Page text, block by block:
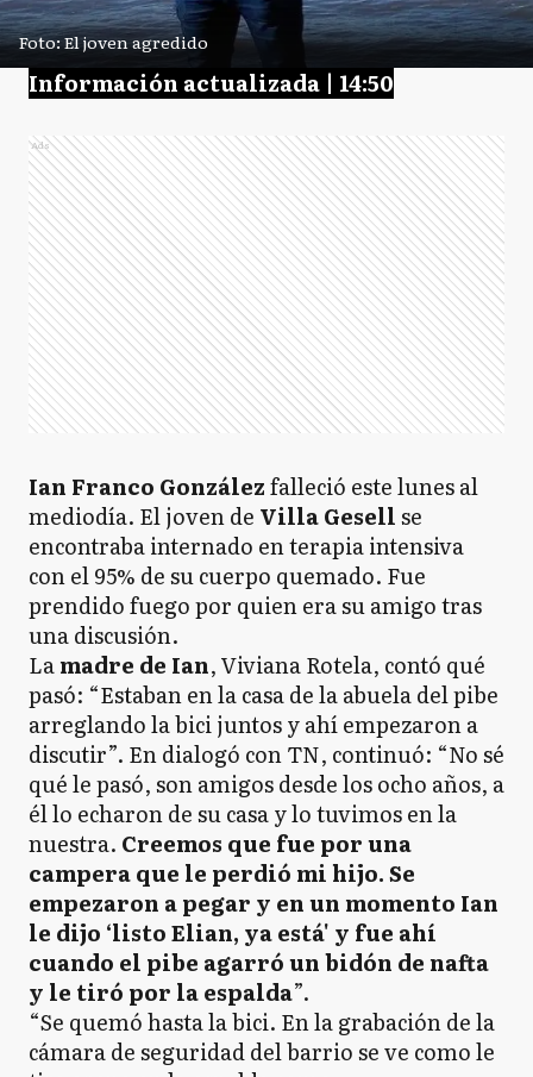
Foto: El joven agredido
Información actualizada | 14:50
Ads
Ian Franco Gonzálezfalleció este lunes al
mediodía. El joven de Villa Gesellse
encontraba internado en terapia intensiva
con el 95% de su cuerpo quemado. Fue
prendido fuego por quien era su amigo tras
una discusión.
Lamadre de Ian, Viviana Rotela, contó qué
pasó: “Estaban en la casa de la abuela del pibe
arreglando la bici juntos y ahí empezaron a
discutir”. En dialogó con TN, continuó: “No sé
qué le pasó, son amigos desde los ocho años, a
él lo echaron de su casa y lo tuvimos en la
nuestra. Creemos que fue por una
campera que le perdió mi hijo. Se
empezaron a pegar y en un momento Ian
le dijo ‘listo Elian, ya está' y fue ahí
cuando el pibe agarró un bidón de nafta
y le tiró por la espalda”.
“Se quemó hasta la bici. En la grabación de la
cámara de seguridad del barrio se ve como le